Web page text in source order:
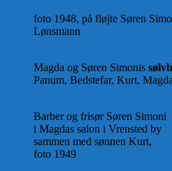
foto 1948, på fløjte Søren
Lønsmann
Magda og Søren Simonis
Panum, Bedstefar, Kurt,
Barber og frisør Søren Simoni
i Magdas salon i Vrensted by
sammen med sønnen Kurt,
foto 1949